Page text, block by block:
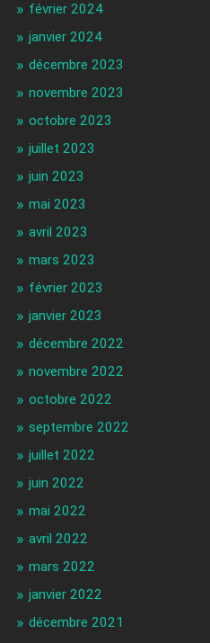
février 2024
janvier 2024
décembre 2023
novembre 2023
octobre 2023
juillet 2023
juin 2023
mai 2023
avril 2023
mars 2023
février 2023
janvier 2023
décembre 2022
novembre 2022
octobre 2022
septembre 2022
juillet 2022
juin 2022
mai 2022
avril 2022
mars 2022
janvier 2022
décembre 2021